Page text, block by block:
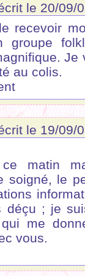
le 20/09/
recevoir
groupe
Je
au colis.
le 19/09/
matin
soigné, le
déçu ; je
qui me
vous.